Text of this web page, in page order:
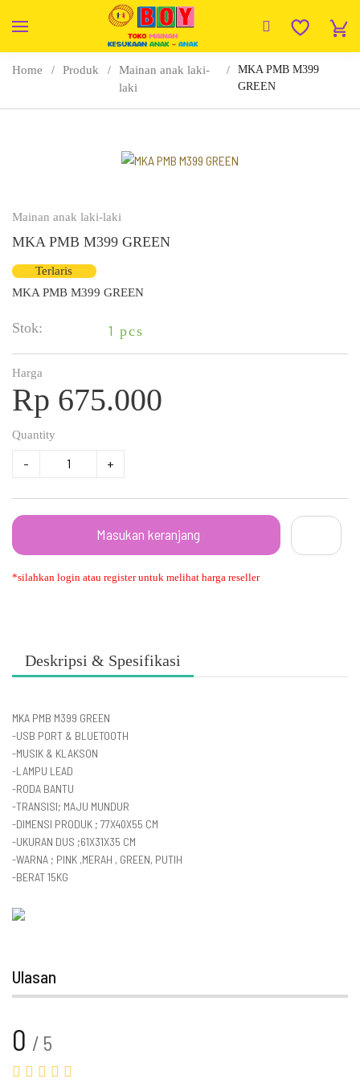
Home Produk
Mainan anak laki-
laki
MKA PMB M399
GREEN
Mainan anak laki-laki
MKA PMB M399 GREEN
Terlaris
MKA PMB M399 GREEN
Stok: 1 pcs
Harga
Rp 675.000
Quantity
- +
Masukan keranjang
*silahkan login atau register untuk melihat harga reseller
Deskripsi & Spesifikasi
MKA PMB M399 GREEN
-USB PORT & BLUETOOTH
-MUSIK & KLAKSON
-LAMPU LEAD
-RODA BANTU
-TRANSISI; MAJU MUNDUR
-DIMENSI PRODUK ; 77X40X55 CM
-UKURAN DUS ;61X31X35 CM
-WARNA ; PINK ,MERAH , GREEN, PUTIH
-BERAT 15KG
Ulasan
0 / 5